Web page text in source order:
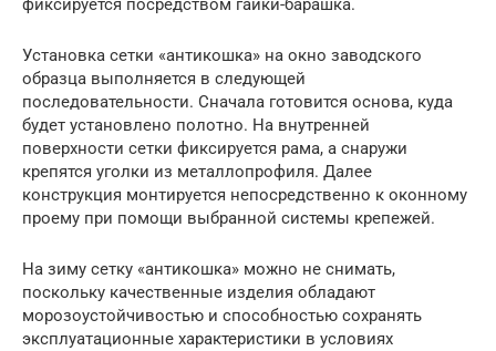
фиксируется посредством гайки-барашка.
Установка сетки «антикошка» на окно заводского
образца выполняется в следующей
последовательности. Сначала готовится основа, куда
будет установлено полотно. На внутренней
поверхности сетки фиксируется рама, а снаружи
крепятся уголки из металлопрофиля. Далее
конструкция монтируется непосредственно к оконному
проему при помощи выбранной системы крепежей.
На зиму сетку «антикошка» можно не снимать,
поскольку качественные изделия обладают
морозоустойчивостью и способностью сохранять
эксплуатационные характеристики в условиях